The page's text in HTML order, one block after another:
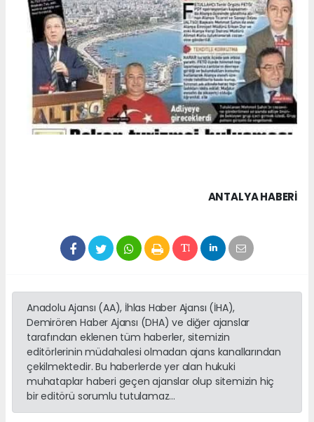
ANTALYA HABERİ
Anadolu Ajansı (AA), İhlas Haber Ajansı (İHA),
Demirören Haber Ajansı (DHA) ve diğer ajanslar
tarafından eklenen tüm haberler, sitemizin
editörlerinin müdahalesi olmadan ajans kanallarından
çekilmektedir. Bu haberlerde yer alan hukuki
muhataplar haberi geçen ajanslar olup sitemizin hiç
bir editörü sorumlu tutulamaz...